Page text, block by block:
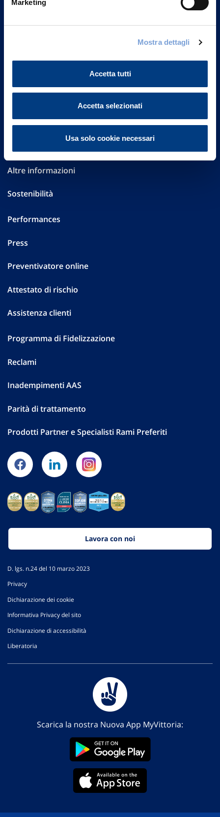
Marketing
Mostra dettagli
Accetta tutti
Accetta selezionati
Usa solo cookie necessari
20149 Milano
Governance
Altre informazioni
Sostenibilità
Performances
Press
Preventivatore online
Attestato di rischio
Assistenza clienti
Programma di Fidelizzazione
Reclami
Inadempimenti AAS
Parità di trattamento
Prodotti Partner e Specialisti Rami Preferiti
Lavora con noi
D. lgs. n.24 del 10 marzo 2023
Privacy
Dichiarazione dei cookie
Informativa Privacy del sito
Dichiarazione di accessibilità
Liberatoria
Scarica la nostra Nuova App MyVittoria: